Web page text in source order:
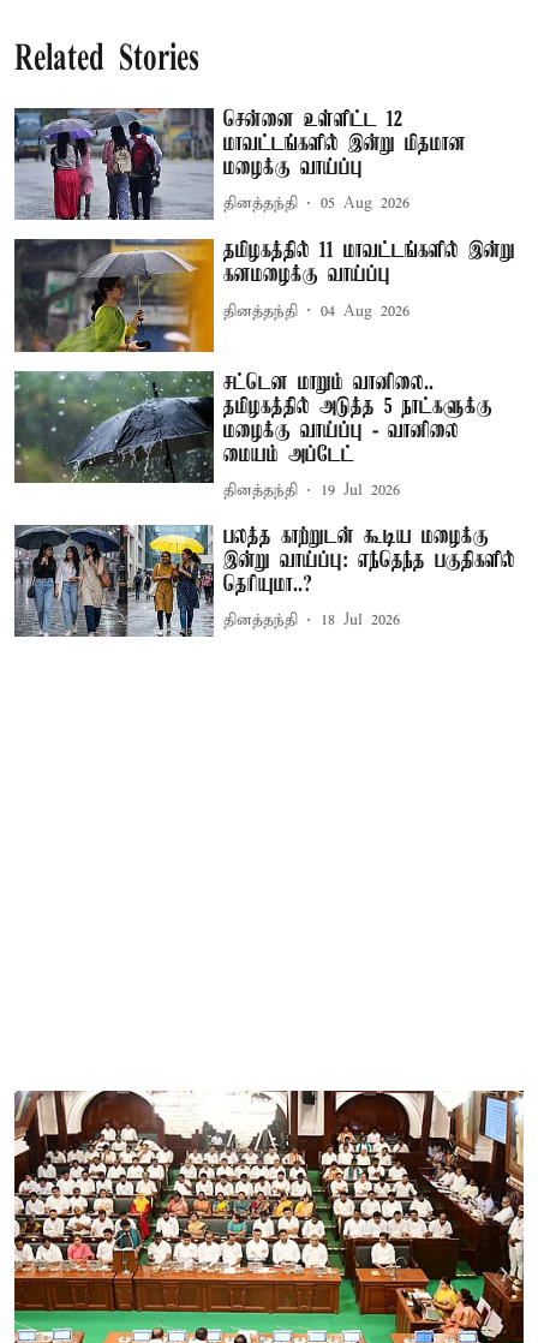
Related Stories
சென்னை உள்ளிட்ட 12
மாவட்டங்களில் இன்று மிதமான
மழைக்கு வாய்ப்பு
தினத்தந்தி 05 Aug 2026
தமிழகத்தில் 11 மாவட்டங்களில் இன்று
கனமழைக்கு வாய்ப்பு
தினத்தந்தி 04 Aug 2026
சட்டென மாறும் வானிலை..
தமிழகத்தில் அடுத்த 5 நாட்களுக்கு
மழைக்கு வாய்ப்பு - வானிலை
மையம் அப்டேட்
தினத்தந்தி 19 Jul 2026
பலத்த காற்றுடன் கூடிய மழைக்கு
இன்று வாய்ப்பு: எந்தெந்த பகுதிகளில்
தெரியுமா..?
தினத்தந்தி 18 Jul 2026